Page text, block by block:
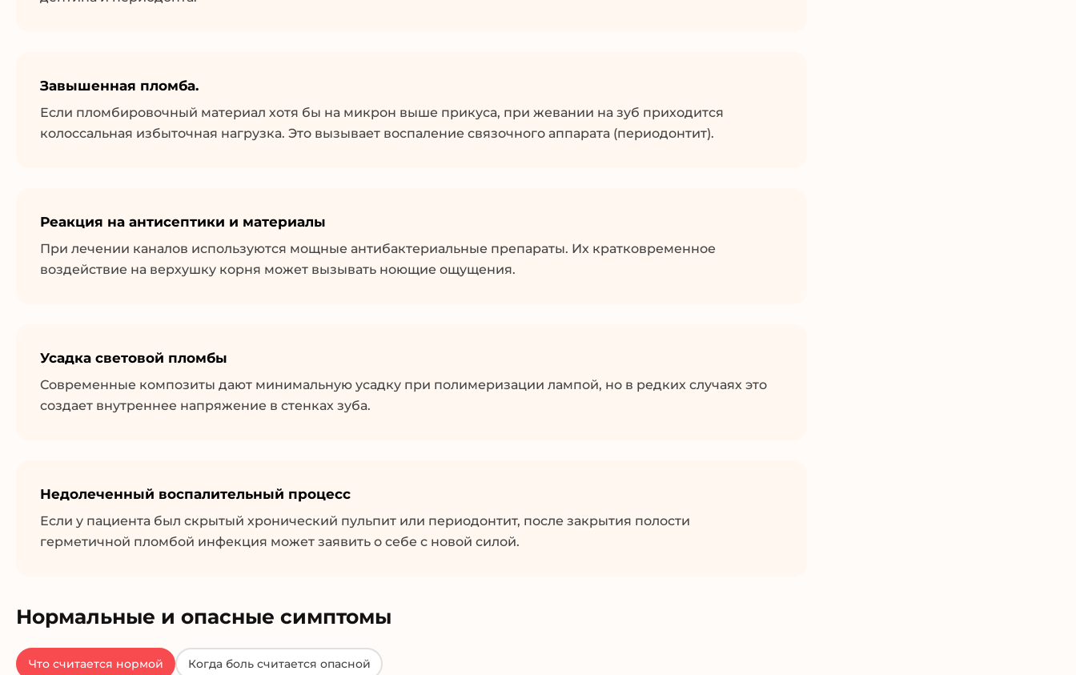
Завышенная пломба.
Если пломбировочный материал хотя бы на микрон выше прикуса, при жевании на зуб приходится
колоссальная избыточная нагрузка. Это вызывает воспаление связочного аппарата (периодонтит).
Реакция на антисептики и материалы
При лечении каналов используются мощные антибактериальные препараты. Их кратковременное
воздействие на верхушку корня может вызывать ноющие ощущения.
Усадка световой пломбы
Современные композиты дают минимальную усадку при полимеризации лампой, но в редких случаях это
создает внутреннее напряжение в стенках зуба.
Недолеченный воспалительный процесс
Если у пациента был скрытый хронический пульпит или периодонтит, после закрытия полости
герметичной пломбой инфекция может заявить о себе с новой силой.
Нормальные и опасные симптомы
Что считается нормой Когда боль считается опасной